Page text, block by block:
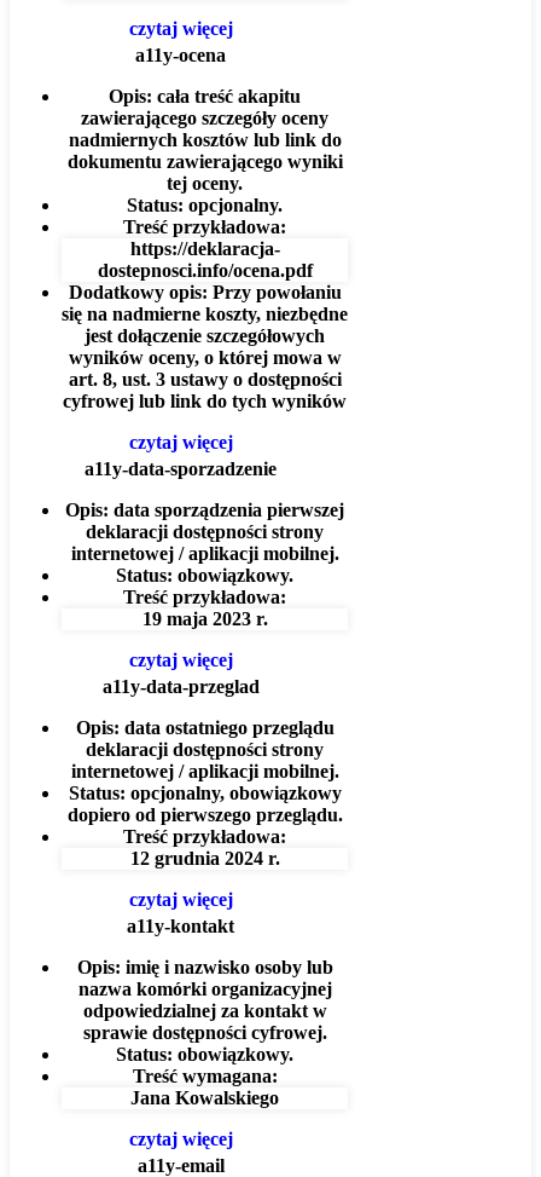
czytaj więcej
a11y-ocena
Opis: cała treść akapitu
zawierającego szczegóły oceny
nadmiernych kosztów lub link do
dokumentu zawierającego wyniki
tej oceny.
Status: opcjonalny.
Treść przykładowa:
https://deklaracja-
dostepnosci.info/ocena.pdf
Dodatkowy opis: Przy powołaniu
się na nadmierne koszty, niezbędne
jest dołączenie szczegółowych
wyników oceny, o której mowa w
art. 8, ust. 3 ustawy o dostępności
cyfrowej lub link do tych wyników
czytaj więcej
a11y-data-sporzadzenie
Opis: data sporządzenia pierwszej
deklaracji dostępności strony
internetowej / aplikacji mobilnej.
Status: obowiązkowy.
Treść przykładowa:
19 maja 2023 r.
czytaj więcej
a11y-data-przeglad
Opis: data ostatniego przeglądu
deklaracji dostępności strony
internetowej / aplikacji mobilnej.
Status: opcjonalny, obowiązkowy
dopiero od pierwszego przeglądu.
Treść przykładowa:
12 grudnia 2024 r.
czytaj więcej
a11y-kontakt
Opis: imię i nazwisko osoby lub
nazwa komórki organizacyjnej
odpowiedzialnej za kontakt w
sprawie dostępności cyfrowej.
Status: obowiązkowy.
Treść wymagana:
Jana Kowalskiego
czytaj więcej
a11y-email